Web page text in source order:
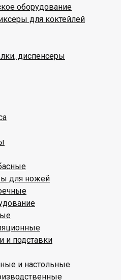
оборудование
для коктейлей
диспенсеры
для ножей
и подставки
и настольные